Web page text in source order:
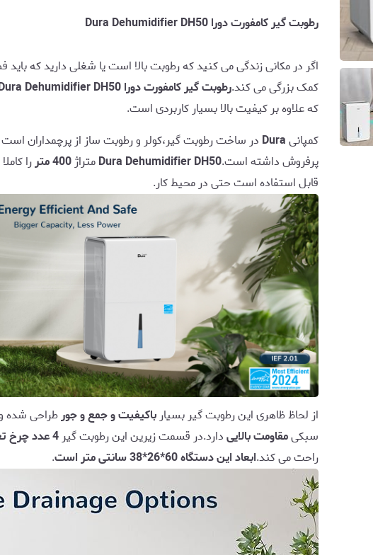
رطوبت گیر کامفورت دورا Dura Dehumidifier DH50
اگر در مکانی زندگی می کنید که رطوبت بالا است یا شغلی دارید که
کمک بزرگی می کند.رطوبت گیر کامفورت دورا Dura Dehumidifier DH50
که علاوه بر کیفیت بالا بسیار کاربردی است.
کمپانیDura در ساخت رطوبت گیر،کولر و رطوبت ساز از پرچمداران
پرفروش داشته است.Dura Dehumidifier DH50متراژ400 متر
را
قابل استفاده است حتی در محیط کار.
از لحاظ ظاهری این رطوبت گیر بسیار باکیفیت و جمع و جورطراحی شده
سبکیمقاومت بالاییدارد.در قسمت زیرین این رطوبت گیر 4 عدد چرخ تعبیه شده
راحت می کند.ابعاد این دستگاه 60*26*38 سانتی متر است .